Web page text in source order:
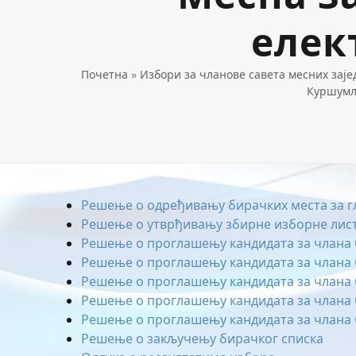
Почетна » Избори за чланове савета месних
Решење о одређивању бирачких места за
Решење о утврђивању збирне изборне
Решење о проглашењу кандидата за члана
Решење о проглашењу кандидата за члана
Решење о проглашењу кандидата за члана
Решење о проглашењу кандидата за члана
Решење о проглашењу кандидата за члана
Решење о закључењу бирачког списка